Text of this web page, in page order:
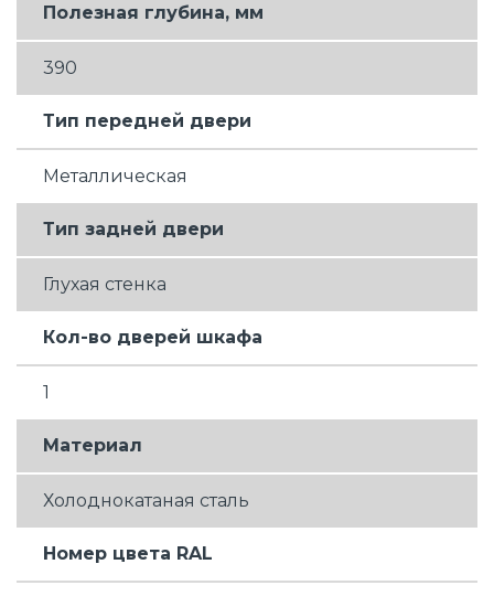
Полезная глубина, мм
390
Тип передней двери
Металлическая
Тип задней двери
Глухая стенка
Кол-во дверей шкафа
1
Материал
Холоднокатаная сталь
Номер цвета RAL